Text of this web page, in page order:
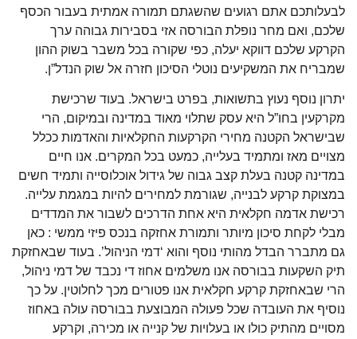
לבעלותכם אתם רגועים שהשגתם תמורה אמתית בעבור הכסף
שלכם, ואם מחר נופלת הבורסה אזי בסבירות גבוהה ערך
הקרקע שלכם דווקא יעלה, כפי שקורה בכל משבר בשוק ההון
שמבריח את המשקיעים נוטלי הסיכון חזרה אל שוק הנדל”ן.
יתרון נוסף נעוץ בתשואות, בפרט בישראל. בעוד שרכישת
מקרקעין בחו”ל היא עסק שתלוי מאוד במדינה ובמיקום, הרי
שבישראל הקטנה מחירי הקרקעות החקלאיות והאדמות ככלל
מצויים מאז ומתמיד בעלייה, כמעט בכל המקרים. אנו חיים
במדינה קטנה בעלת קצב גבוה של גידול אוכלוסייה ותמיד חשים
במצוקת קרקע לבנייה, שגורמת למחירים להיות במגמת עלייה.
רכישת אדמה חקלאית היא אחת הדרכים לשבור את המדדים
מבלי לקחת סיכון מיותר ותמורת אחזקה בנכס פיזי ממשי : כאן
גם מתברר הבדל מהותי נוסף והוא ‘דמי הניהול’. בעוד שבאחזקת
תיק השקעות בבורסה אנו משלמים אחוז די נכבד של דמי ניהול,
הרי שבאחזקת קרקע חקלאית אנו פטורים מכך לחלוטין. על כך
נוסיף את העובדה שכל פעולה המבוצעת בבורסה עולה באחוז
מסויים מהתיק כולו או בעלויות של קנייה או מכירה, וקרקע